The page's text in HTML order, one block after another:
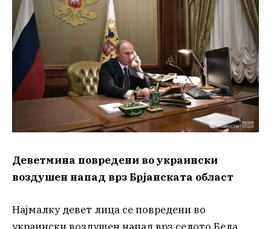
Деветмина повредени во украински
воздушен напад врз Брјанската област
Најмалку девет лица се повредени во